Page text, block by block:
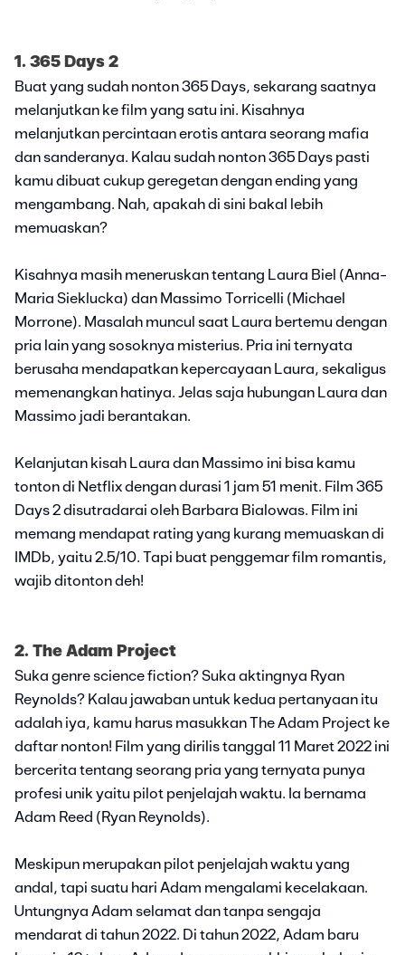
1. 365 Days 2
Buat yang sudah nonton 365 Days, sekarang saatnya
melanjutkan ke film yang satu ini. Kisahnya
melanjutkan percintaan erotis antara seorang mafia
dan sanderanya. Kalau sudah nonton 365 Days pasti
kamu dibuat cukup geregetan dengan ending yang
mengambang. Nah, apakah di sini bakal lebih
memuaskan?
Kisahnya masih meneruskan tentang Laura Biel (Anna-
Maria Sieklucka) dan Massimo Torricelli (Michael
Morrone). Masalah muncul saat Laura bertemu dengan
pria lain yang sosoknya misterius. Pria ini ternyata
berusaha mendapatkan kepercayaan Laura, sekaligus
memenangkan hatinya. Jelas saja hubungan Laura dan
Massimo jadi berantakan.
Kelanjutan kisah Laura dan Massimo ini bisa kamu
tonton di Netflix dengan durasi 1 jam 51 menit. Film 365
Days 2 disutradarai oleh Barbara Bialowas. Film ini
memang mendapat rating yang kurang memuaskan di
IMDb, yaitu 2.5/10. Tapi buat penggemar film romantis,
wajib ditonton deh!
2. The Adam Project
Suka genre science fiction? Suka aktingnya Ryan
Reynolds? Kalau jawaban untuk kedua pertanyaan itu
adalah iya, kamu harus masukkan The Adam Project ke
daftar nonton! Film yang dirilis tanggal 11 Maret 2022 ini
bercerita tentang seorang pria yang ternyata punya
profesi unik yaitu pilot penjelajah waktu. Ia bernama
Adam Reed (Ryan Reynolds).
Meskipun merupakan pilot penjelajah waktu yang
andal, tapi suatu hari Adam mengalami kecelakaan.
Untungnya Adam selamat dan tanpa sengaja
mendarat di tahun 2022. Di tahun 2022, Adam baru